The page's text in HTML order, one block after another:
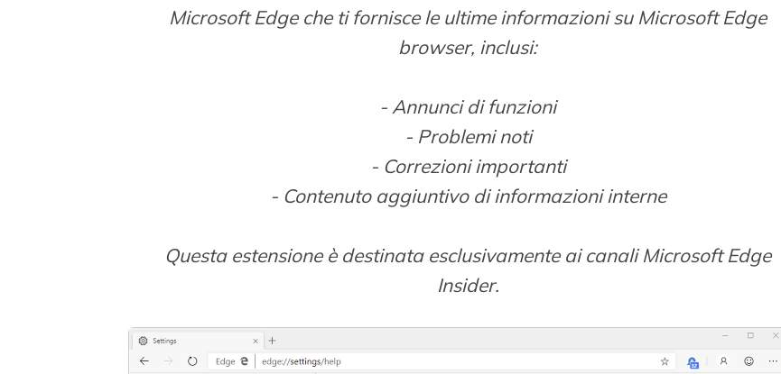
Microsoft Edge che ti fornisce le ultime informazioni su Microsoft Edge
browser, inclusi:
- Annunci di funzioni
- Problemi noti
- Correzioni importanti
- Contenuto aggiuntivo di informazioni interne
Questa estensione è destinata esclusivamente ai canali Microsoft Edge
Insider.